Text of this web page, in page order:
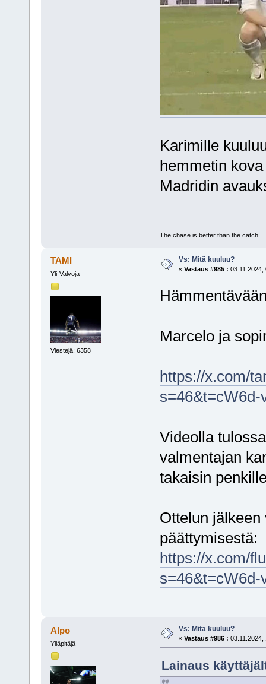
Karimille
hemmetin
Madridin
The chase is better than the catch.
TAMI
Yli-Valvoja
Viestejä: 6358
Vs: Mitä kuuluu?
« Vastaus #985 : 03.11.2024,
Marcelo ja
https://x.com/
Videolla
valmentajan
takaisin
Ottelun
päättymisestä:
https://x.com/
Alpo
Ylläpitäjä
Vs: Mitä kuuluu?
« Vastaus #986 : 03.11.2024,
Lainaus